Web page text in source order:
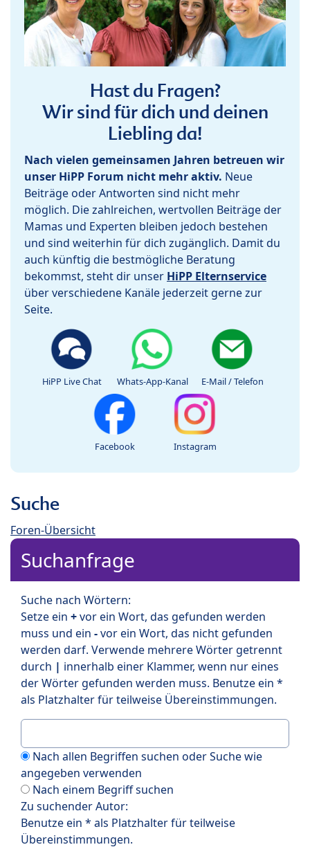
Hast du Fragen?
Wir sind für dich und deinen
Liebling da!
Nach vielen gemeinsamen Jahren betreuen wir
unser HiPP Forum nicht mehr aktiv. Neue
Beiträge oder Antworten sind nicht mehr
möglich. Die zahlreichen, wertvollen Beiträge der
Mamas und Experten bleiben jedoch bestehen
und sind weiterhin für dich zugänglich. Damit du
auch künftig die bestmögliche Beratung
bekommst, steht dir unser HiPP Elternservice
über verschiedene Kanäle jederzeit gerne zur
Seite.
HiPP Live Chat Whats-App-Kanal E-Mail / Telefon
Facebook Instagram
Suche
Foren-Übersicht
Suchanfrage
Suche nach Wörtern:
Setze ein +vor ein Wort, das gefunden werden
muss und ein -vor ein Wort, das nicht gefunden
werden darf. Verwende mehrere Wörter getrennt
durch | innerhalb einer Klammer, wenn nur eines
der Wörter gefunden werden muss. Benutze ein *
als Platzhalter für teilweise Übereinstimmungen.
Nach allen Begriffen suchen oder Suche wie
angegeben verwenden
Nach einem Begriff suchen
Zu suchender Autor:
Benutze ein * als Platzhalter für teilweise
Übereinstimmungen.